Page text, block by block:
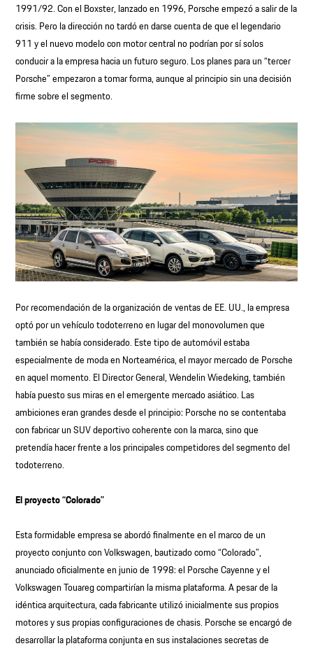
1991/92. Con el Boxster, lanzado en 1996, Porsche empezó a salir de la
crisis. Pero la dirección no tardó en darse cuenta de que el legendario
911 y el nuevo modelo con motor central no podrían por sí solos
conducir a la empresa hacia un futuro seguro. Los planes para un “tercer
Porsche” empezaron a tomar forma, aunque al principio sin una decisión
firme sobre el segmento.
Por recomendación de la organización de ventas de EE. UU., la empresa
optó por un vehículo todoterreno en lugar del monovolumen que
también se había considerado. Este tipo de automóvil estaba
especialmente de moda en Norteamérica, el mayor mercado de Porsche
en aquel momento. El Director General, Wendelin Wiedeking, también
había puesto sus miras en el emergente mercado asiático. Las
ambiciones eran grandes desde el principio: Porsche no se contentaba
con fabricar un SUV deportivo coherente con la marca, sino que
pretendía hacer frente a los principales competidores del segmento del
todoterreno.
El proyecto “Colorado”
Esta formidable empresa se abordó finalmente en el marco de un
proyecto conjunto con Volkswagen, bautizado como “Colorado”,
anunciado oficialmente en junio de 1998: el Porsche Cayenne y el
Volkswagen Touareg compartirían la misma plataforma. A pesar de la
idéntica arquitectura, cada fabricante utilizó inicialmente sus propios
motores y sus propias configuraciones de chasis. Porsche se encargó de
desarrollar la plataforma conjunta en sus instalaciones secretas de